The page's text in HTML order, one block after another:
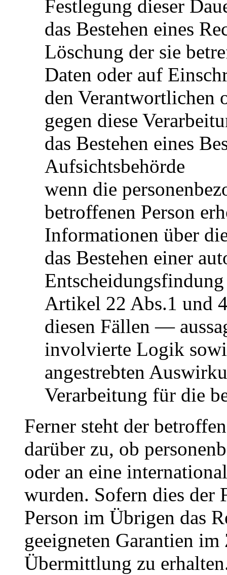
Festlegung dieser
das Bestehen eines
Löschung der sie
Daten oder auf
den Verantwortlichen
gegen diese
das Bestehen eines
Aufsichtsbehörde
wenn die
betroffenen Person
Informationen über
das Bestehen einer
Artikel 22 Abs.1 und
diesen Fällen —
involvierte Logik
angestrebten
Verarbeitung für die
Ferner steht der
darüber zu, ob
oder an eine
wurden. Sofern dies der
Person im Übrigen das
geeigneten Garantien
Übermittlung zu